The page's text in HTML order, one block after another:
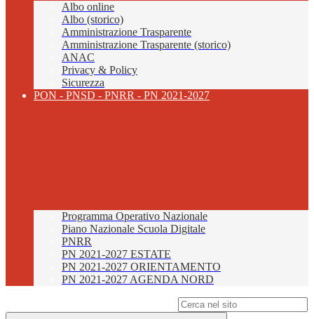
Albo online
Albo (storico)
Amministrazione Trasparente
Amministrazione Trasparente (storico)
ANAC
Privacy & Policy
Sicurezza
PON - PNSD - PNRR - PN 2021-2027
Programma Operativo Nazionale
Piano Nazionale Scuola Digitale
PNRR
PN 2021-2027 ESTATE
PN 2021-2027 ORIENTAMENTO
PN 2021-2027 AGENDA NORD